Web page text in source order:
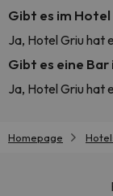
Gibt es im Hotel
Ja, Hotel Griu hat
Gibt es eine
Ja, Hotel Griu hat
Homepage